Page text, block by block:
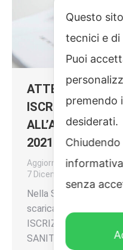
ATTESTAZIONE
ISCRIZIONE/
2021
Aggiornamenti Di
7 Dicembre 2021
Nella Sezione
scaricare
ISCRIZIONE/
SANITARI per l’anno
Questo
tecnici e
Puoi
premendo
desiderati.
Chiudendo
senza